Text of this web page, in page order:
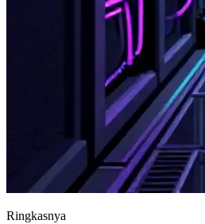
Ringkasnya